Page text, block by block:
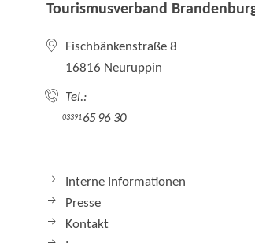
Tourismusverband
Fischbänkenstraße 8
16816 Neuruppin
Tel.:
0339165 96 30
Interne Informationen
Presse
Kontakt